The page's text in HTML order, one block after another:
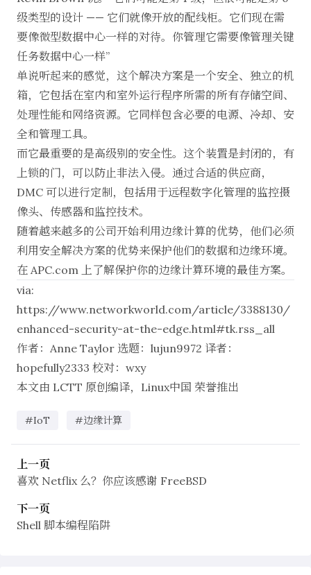
级类型的设计 —— 它们就像开放的配线柜。它们现在需
要像微型数据中心一样的对待。你管理它需要像管理关键
任务数据中心一样”
单说听起来的感觉，这个解决方案是一个安全、独立的机
箱，它包括在室内和室外运行程序所需的所有存储空间、
处理性能和网络资源。它同样包含必要的电源、冷却、安
全和管理工具。
而它最重要的是高级别的安全性。这个装置是封闭的，有
上锁的门，可以防止非法入侵。通过合适的供应商，
DMC 可以进行定制，包括用于远程数字化管理的监控摄
像头、传感器和监控技术。
随着越来越多的公司开始利用边缘计算的优势，他们必须
利用安全解决方案的优势来保护他们的数据和边缘环境。
在 APC.com 上了解保护你的边缘计算环境的最佳方案。
via:
https://www.networkworld.com/article/3388130/
enhanced-security-at-the-edge.html#tk.rss_all
作者： Anne Taylor 选题： lujun9972 译者：
hopefully2333 校对： wxy
本文由 LCTT 原创编译， Linux中国 荣誉推出
#IoT #边缘计算
上一页
喜欢 Netflix 么？你应该感谢 FreeBSD
下一页
Shell 脚本编程陷阱